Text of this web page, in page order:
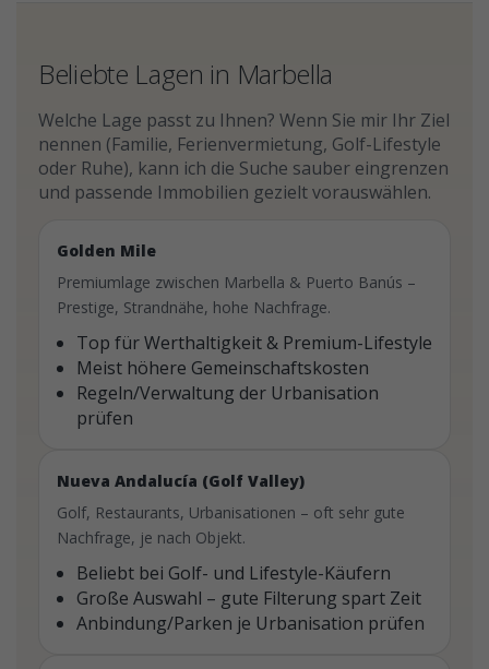
Beliebte Lagen in Marbella
Welche Lage passt zu Ihnen? Wenn Sie mir Ihr Ziel
nennen (Familie, Ferienvermietung, Golf-Lifestyle
oder Ruhe), kann ich die Suche sauber eingrenzen
und passende Immobilien gezielt vorauswählen.
Golden Mile
Premiumlage zwischen Marbella & Puerto Banús –
Prestige, Strandnähe, hohe Nachfrage.
Top für Werthaltigkeit & Premium-Lifestyle
Meist höhere Gemeinschaftskosten
Regeln/Verwaltung der Urbanisation
prüfen
Nueva Andalucía (Golf Valley)
Golf, Restaurants, Urbanisationen – oft sehr gute
Nachfrage, je nach Objekt.
Beliebt bei Golf- und Lifestyle-Käufern
Große Auswahl – gute Filterung spart Zeit
Anbindung/Parken je Urbanisation prüfen